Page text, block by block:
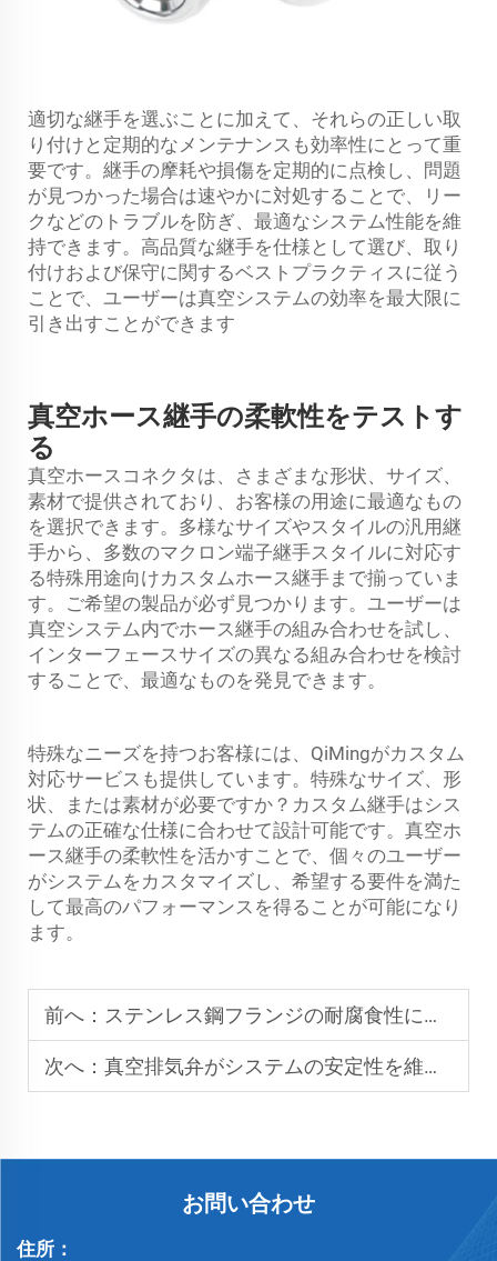
適切な継手を選ぶことに加えて、それらの正しい取
り付けと定期的なメンテナンスも効率性にとって重
要です。継手の摩耗や損傷を定期的に点検し、問題
が見つかった場合は速やかに対処することで、リー
クなどのトラブルを防ぎ、最適なシステム性能を維
持できます。高品質な継手を仕様として選び、取り
付けおよび保守に関するベストプラクティスに従う
ことで、ユーザーは真空システムの効率を最大限に
引き出すことができます
真空ホース継手の柔軟性をテストす
る
真空ホースコネクタは、さまざまな形状、サイズ、
素材で提供されており、お客様の用途に最適なもの
を選択できます。多様なサイズやスタイルの汎用継
手から、多数のマクロン端子継手スタイルに対応す
る特殊用途向けカスタムホース継手まで揃っていま
す。ご希望の製品が必ず見つかります。ユーザーは
真空システム内でホース継手の組み合わせを試し、
インターフェースサイズの異なる組み合わせを検討
することで、最適なものを発見できます。
特殊なニーズを持つお客様には、QiMingがカスタム
対応サービスも提供しています。特殊なサイズ、形
状、または素材が必要ですか？カスタム継手はシス
テムの正確な仕様に合わせて設計可能です。真空ホ
ース継手の柔軟性を活かすことで、個々のユーザー
がシステムをカスタマイズし、希望する要件を満た
して最高のパフォーマンスを得ることが可能になり
ます。
前へ： ステンレス鋼フランジの耐腐食性に影響を与える要因は何ですか
次へ： 真空排気弁がシステムの安定性を維持する方法
お問い合わせ
住所：